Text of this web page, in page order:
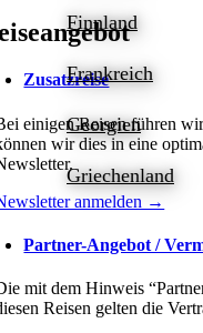
Finnland
Frankreich
Georgien
Griechenland
Zusatzreise
einigen Reisen führen
wir dies in eine
anmelden →
Partner-Angebot /
mit dem Hinweis
Reisen gelten die